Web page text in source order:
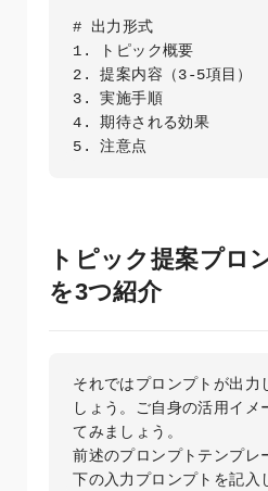
# 出力形式
1. トピック概要
2. 提案内容（3-5項目）
3. 実施手順
4. 期待される効果
5. 注意点
トピック提案プロ
を3つ紹介
それではプロンプトが出力
しょう。ご自身の活用イメ
てみましょう。
前述のプロンプトテンプレ
下の入力プロンプトを記入